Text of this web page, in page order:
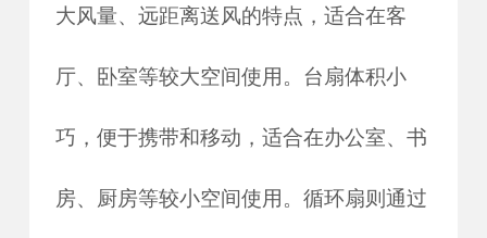
大风量、远距离送风的特点，适合在客
厅、卧室等较大空间使用。台扇体积小
巧，便于携带和移动，适合在办公室、书
房、厨房等较小空间使用。循环扇则通过